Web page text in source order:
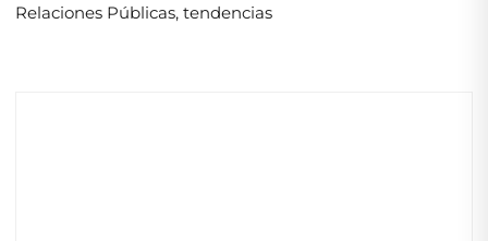
Relaciones Públicas, tendencias